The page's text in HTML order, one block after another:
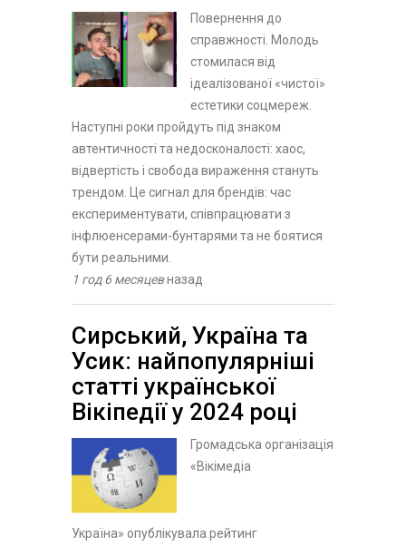
Повернення до
справжності. Молодь
стомилася від
ідеалізованої «чистої»
естетики соцмереж.
Наступні роки пройдуть під знаком
автентичності та недосконалості: хаос,
відвертість і свобода вираження стануть
трендом. Це сигнал для брендів: час
експериментувати, співпрацювати з
інфлюенсерами-бунтарями та не боятися
бути реальними.
1 год 6 месяцевназад
Сирський, Україна та
Усик: найпопулярніші
статті української
Вікіпедії у 2024 році
Громадська організація
«Вікімедіа
Україна» опублікувала рейтинг